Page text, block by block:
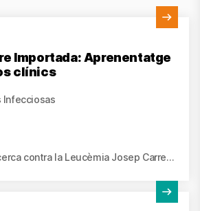
Importada: Aprenentatge
clínics
Infecciosas
Institut de Recerca contra la Leucèmia Josep Carreras, Badalona